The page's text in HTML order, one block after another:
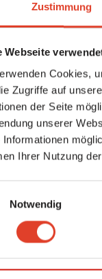
Zustimmung
Webseite
Cookies,
Zugriffe auf
der Seite
unserer
Informationen
Ihrer Nutzung
Notwendig
und